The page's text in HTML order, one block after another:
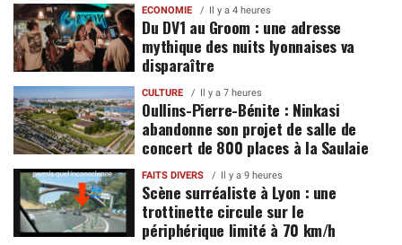
ECONOMIE Il y a 4 heures
Du DV1 au Groom : une adresse
mythique des nuits lyonnaises va
disparaître
CULTURE Il y a 7 heures
Oullins-Pierre-Bénite : Ninkasi
abandonne son projet de salle de
concert de 800 places à la Saulaie
FAITS DIVERS Il y a 9 heures
Scène surréaliste à Lyon : une
trottinette circule sur le
périphérique limité à 70 km/h